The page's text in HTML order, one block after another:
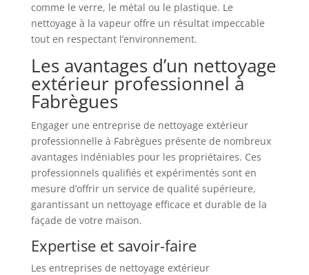
comme le verre, le métal ou le plastique. Le
nettoyage à la vapeur offre un résultat impeccable
tout en respectant l’environnement.
Les avantages d’un nettoyage
extérieur professionnel à
Fabrègues
Engager une entreprise de nettoyage extérieur
professionnelle à Fabrègues présente de nombreux
avantages indéniables pour les propriétaires. Ces
professionnels qualifiés et expérimentés sont en
mesure d’offrir un service de qualité supérieure,
garantissant un nettoyage efficace et durable de la
façade de votre maison.
Expertise et savoir-faire
Les entreprises de nettoyage extérieur